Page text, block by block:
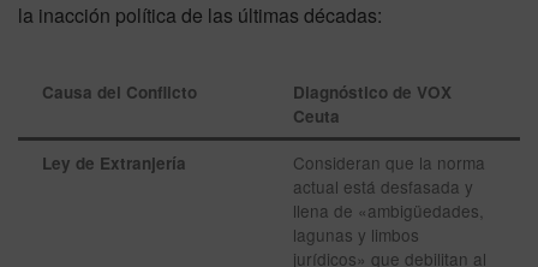
la inacción política de las últimas décadas:
Causa del Conflicto
Diagnóstico de VOX
Ceuta
Ley de Extranjería
Consideran que la norma
actual está desfasada y
llena de «ambigüedades,
lagunas y limbos
jurídicos» que debilitan al